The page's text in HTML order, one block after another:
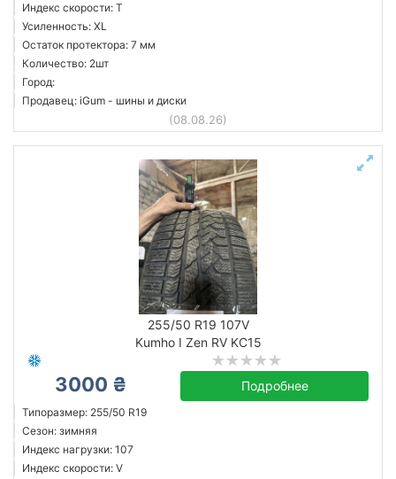
Индекс скорости: T
Усиленность: XL
Остаток протектора: 7 мм
Количество: 2шт
Город:
Продавец: iGum - шины и диски
(08.08.26)
255/50 R19 107V
Kumho I Zen RV KC15
3000 ₴ Подробнее
Типоразмер: 255/50 R19
Сезон: зимняя
Индекс нагрузки: 107
Индекс скорости: V